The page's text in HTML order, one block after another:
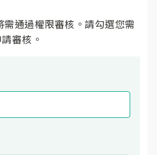
通過權限審核。請勾選您需
審核。